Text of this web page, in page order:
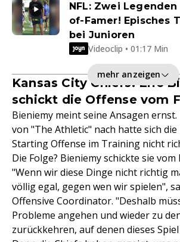
NFL: Zwei
of-Famer! Episches
bei Junioren
Videoclip • 01:17 Min
mehr anzeigen
Kansas City Chiefs: Eric
schickt die Offense vom
Bieniemy meint seine Ansagen
von "The Athletic" nach hatte sich
Starting Offense im Training nicht
Die Folge? Bieniemy schickte sie vom
"Wenn wir diese Dinge nicht richtig
völlig egal, gegen wen wir spielen",
Offensive Coordinator. "Deshalb
Probleme angehen und wieder zu
zurückkehren, auf denen dieses